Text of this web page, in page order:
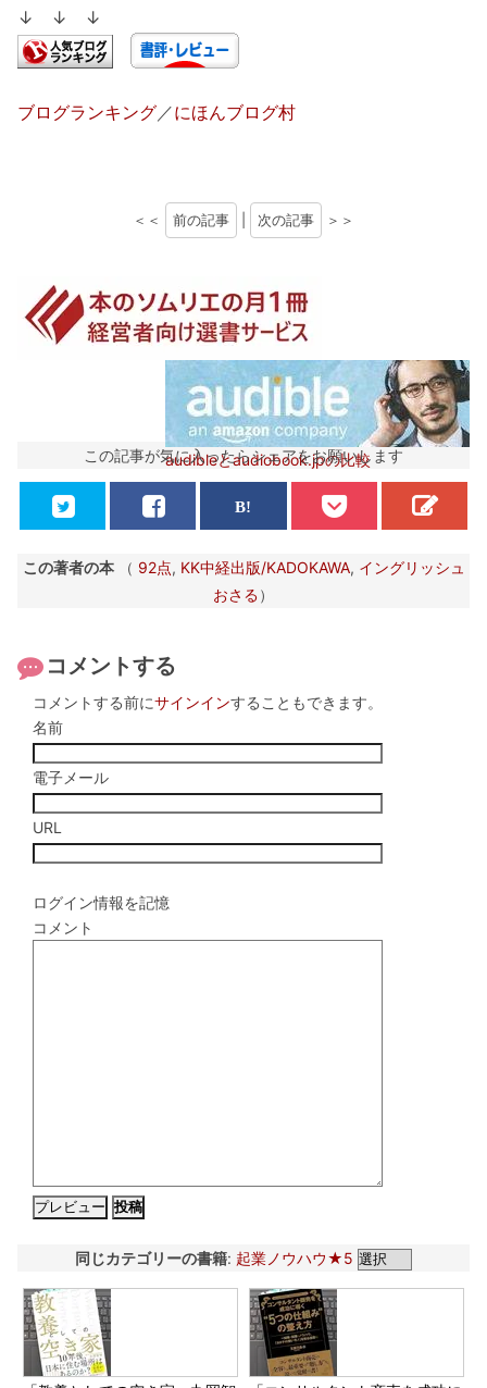
↓ ↓ ↓
ブログランキング ／にほんブログ村
＜＜ 前の記事 次の記事 ＞＞
audibleとaudiobook.jpの比較
この記事が気に入ったらシェアをお願いします
この著者の本 （ 92点, KK中経出版/KADOKAWA, イングリッシュ
おさる）
コメントする
コメントする前にサインインすることもできます。
名前
電子メール
URL
ログイン情報を記憶
コメント
同じカテゴリーの書籍: 起業ノウハウ★5